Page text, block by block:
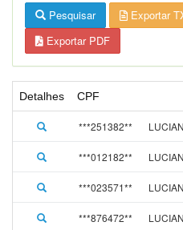
Pesquisar Exportar
Exportar PDF
Detalhes CPF
***251382**
***012182**
***023571**
***876472**